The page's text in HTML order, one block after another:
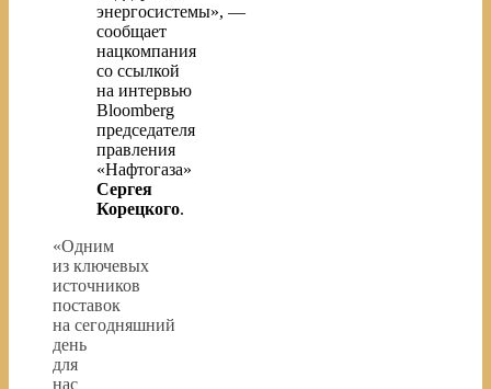
энергосистемы», —
сообщает
нацкомпания
со ссылкой
на интервью
Bloomberg
председателя
правления
«Нафтогаза»
Сергея
Корецкого.
«Одним
из ключевых
источников
поставок
на сегодняшний
день
для
нас